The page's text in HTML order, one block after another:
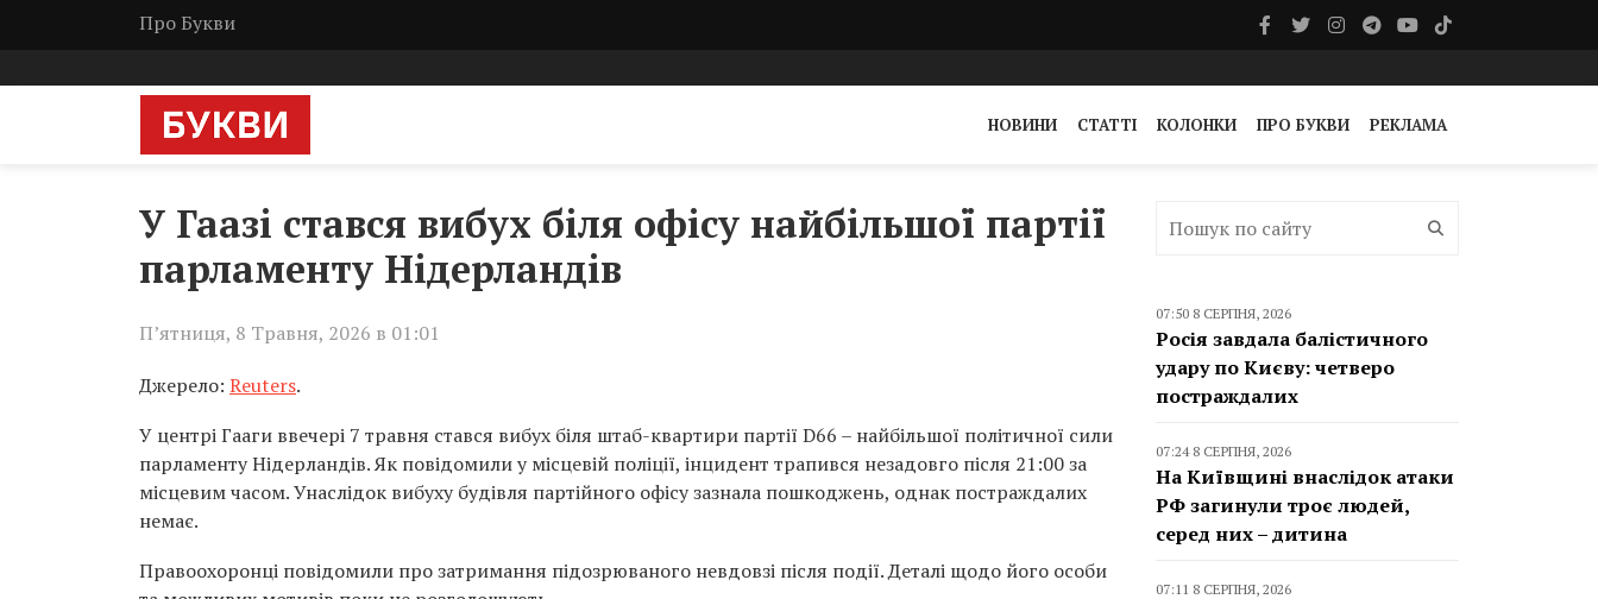
Про Букви
НОВИНИ СТАТТІ КОЛОНКИ ПРО БУКВИ РЕКЛАМА
У Гаазі стався вибух біля офісу найбільшої партії
парламенту Нідерландів
П’ятниця, 8 Травня, 2026 в 01:01
Джерело: Reuters.
У центрі Гааги ввечері 7 травня стався вибух біля штаб-квартири партії D66 – найбільшої політичної сили
парламенту Нідерландів. Як повідомили у місцевій поліції, інцидент трапився незадовго після 21:00 за
місцевим часом. Унаслідок вибуху будівля партійного офісу зазнала пошкоджень, однак постраждалих
немає.
Правоохоронці повідомили про затримання підозрюваного невдовзі після події. Деталі щодо його особи
07:50 8 СЕРПНЯ, 2026
Росія завдала балістичного
удару по Києву: четверо
постраждалих
07:24 8 СЕРПНЯ, 2026
На Київщині внаслідок атаки
РФ загинули троє людей,
серед них – дитина
07:11 8 СЕРПНЯ, 2026